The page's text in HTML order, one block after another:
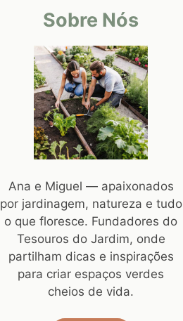
Sobre Nós
Ana e Miguel — apaixonados
por jardinagem, natureza e tudo
o que floresce. Fundadores do
Tesouros do Jardim, onde
partilham dicas e inspirações
para criar espaços verdes
cheios de vida.